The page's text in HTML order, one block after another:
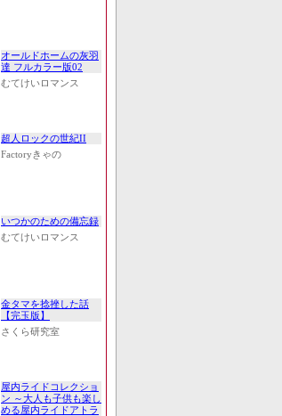
オールドホームの灰羽
達 フルカラー版02
むてけいロマンス
超人ロックの世紀II
Factoryきゃの
いつかのための備忘録
むてけいロマンス
金タマを捻挫した話
【完玉版】
さくら研究室
屋内ライドコレクショ
ン ～大人も子供も楽し
める屋内ライドアトラ